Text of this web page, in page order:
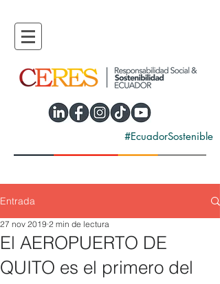
#EcuadorSostenible
Entrada
El AEROPUERTO DE
QUITO es el primero del
27 nov 2019 2 min de lectura